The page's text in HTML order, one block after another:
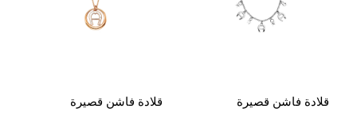
قلادة فاشن قصيرة قلادة فاشن قصيرة